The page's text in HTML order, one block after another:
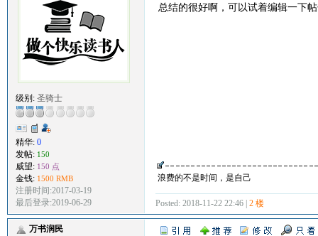
级别: 圣骑士
精华: 0
发帖: 150
威望: 150 点
金钱: 1500 RMB
注册时间:2017-03-19
最后登录:2019-06-29
总结的很好啊，可以试着编辑一下
浪费的不是时间，是自己
Posted: 2018-11-22 22:46 | 2 楼
万书润民